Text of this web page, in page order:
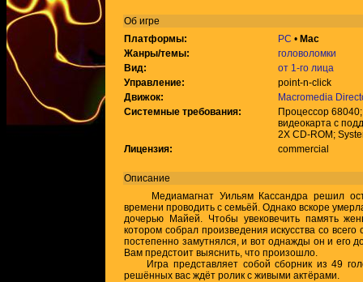
Об игре
Платформы:
PC • Mac
Жанры/темы:
головоломки
Вид:
от 1-го лица
Управление:
point-n-click
Движок:
Macromedia
Системные требования:
Процессор
видеокарта с
2X CD-ROM;
Лицензия:
commercial
Описание
Медиамагнат Уильям Кассандра решил
времени проводить с семьёй. Однако вскоре
дочерью Майей. Чтобы увековечить память
котором собрал произведения искусства со
постепенно замутнялся, и вот однажды он и его
Вам предстоит выяснить, что произошло.
Игра представляет собой сборник из 49
решённых вас ждёт ролик с живыми актёрами.